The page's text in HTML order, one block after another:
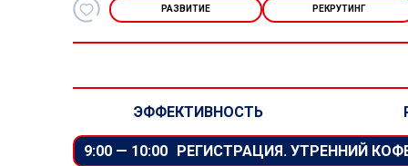
РАЗВИТИЕ РЕКРУТИНГ
ЭФФЕКТИВНОСТЬ
9:00 — 10:00 РЕГИСТРАЦИЯ. УТРЕННИЙ